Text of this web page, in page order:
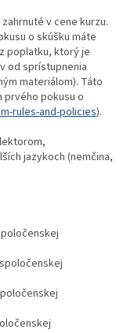
v cene kurzu.
o skúšku máte
poplatku, ktorý je
od sprístupnenia
materiálom). Táto
prvého pokusu o
rules-and-policies).
jazykoch (nemčina,